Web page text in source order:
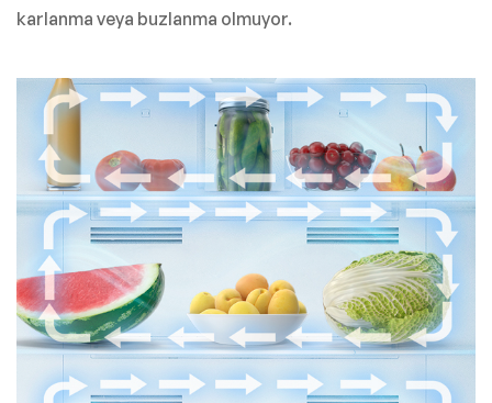
karlanma veya buzlanma olmuyor.